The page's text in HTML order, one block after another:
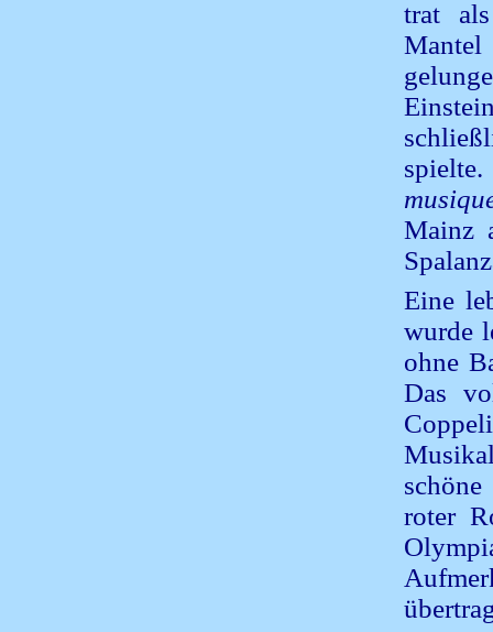
trat
Mantel
Mainz
Eine
wurde
ohne
Das
roter